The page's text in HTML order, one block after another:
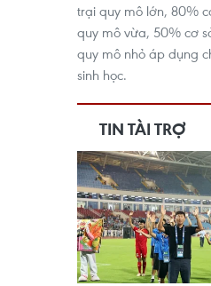
trại quy mô lớn, 80%
quy mô vừa, 50% cơ
quy mô nhỏ áp dụng
sinh học.